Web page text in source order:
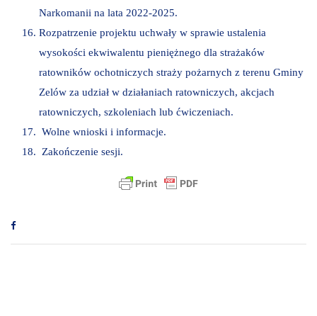
Narkomanii na lata 2022-2025.
Rozpatrzenie projektu uchwały w sprawie ustalenia
wysokości ekwiwalentu pieniężnego dla strażaków
ratowników ochotniczych straży pożarnych z terenu Gminy
Zelów za udział w działaniach ratowniczych, akcjach
ratowniczych, szkoleniach lub ćwiczeniach.
Wolne wnioski i informacje.
Zakończenie sesji.